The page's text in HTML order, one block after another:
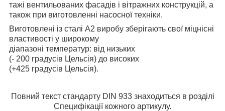
тажі вентильованих фасадів і вітражних конструкцій, а
також при виготовленні насосної техніки.
Виготовлені із сталі А2 виробу зберігають свої міцнісні
властивості у широкому
діапазоні температур: від низьких
(- 200 градусів Цельсія) до високих
(+425 градусів Цельсія).
Повний текст стандарту DIN 933 знаходиться в розділі
Специфікації кожного артикулу.